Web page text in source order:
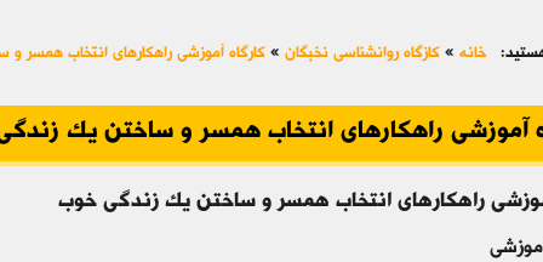
خانه » کازگاه روانشناسی نخبگان » کارگاه آموزشی راهکارهای انتخاب همسر
آموزشی راهکارهای انتخاب همسر و ساختن یک
راهکارهای انتخاب همسر و ساختن یک زندگی خوب